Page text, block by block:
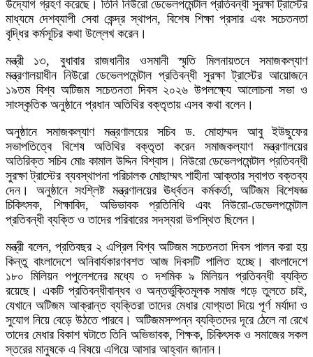
উদ্যোগ গ্রহণ করেছে। তিনি নিউরো ডেভেলপমেন্টাল প্রতিবন্ধী সুরক্ষা ট্রাস্টের
মাধ্যমে দেশব্যাপী সেবা কেন্দ্র স্থাপন, বিশেষ শিক্ষা প্রসার এবং সচেতনতা
বৃদ্ধির কর্মসূচির কথা উল্লেখ করেন।
মন্ত্রী ১৩, বুধাবার রাজধানীর ওসমানী স্মৃতি মিলনায়তনে সমাজকল্যাণ
মন্ত্রণালয়াধীন নিউরো ডেভেলপমেন্টাল প্রতিবন্ধী সুরক্ষা ট্রাস্টের আয়োজনে
১৯তম বিশ্ব অটিজম সচেতনতা দিবস ২০২৬ উপলক্ষ্যে আলোচনা সভা ও
সাংস্কৃতিক অনুষ্ঠানে প্রধান অতিথির বক্তৃতায় এসব কথা বলেন।
অনুষ্ঠানে সমাজকল্যাণ মন্ত্রণালয়ের সচিব ড. মোহাম্মদ আবু ইউছুফের
সভাপতিত্বে বিশেষ অতিথির বক্তৃতা করেন সমাজকল্যাণ মন্ত্রণালয়ের
অতিরিক্ত সচিব মোঃ কামাল উদ্দিন বিশ্বাস। নিউরো ডেভেলপমেন্টাল প্রতিবন্ধী
সুরক্ষা ট্রাস্টের ব্যবস্থাপনা পরিচালক মোছাম্মৎ শাহীনা আক্তার স্বাগত বক্তব্য
দেন। অনুষ্ঠানে সংশ্লিষ্ট মন্ত্রণালয়ের ঊর্ধ্বতন কর্মকর্তা, অটিজম বিশেষজ্ঞ
চিকিৎসক, শিক্ষাবিদ, অভিভাবক প্রতিনিধি এবং নিউরো-ডেভেলপমেন্টাল
প্রতিবন্ধী ব্যক্তি ও তাদের পরিবারের সদস্যরা উপস্থিত ছিলেন।
মন্ত্রী বলেন, প্রতিবছর ২ এপ্রিল বিশ্ব অটিজম সচেতনতা দিবস পালন করা হয়
কিন্তু বাংলাদেশে অনিবার্যকারণবশত আজ দিবসটি পালিত হচ্ছে। বাংলাদেশে
১৮০ মিলিয়ন পপুলেশনের মধ্যে ৩ দশমিক ৯ মিলিয়ন প্রতিবন্ধী ব্যক্তি
রয়েছে। একটি প্রতিবন্ধীবান্ধব ও অন্তর্ভুক্তিমূলক সমাজ গড়ে তুলতে চাই,
যেখানে অটিজম আক্রান্ত ব্যক্তিরা তাদের মেধার যোগ্যতা দিয়ে পূর্ণ মর্যাদা ও
সুযোগ নিয়ে বেড়ে উঠতে পারবে। অটিজমসম্পন্ন ব্যক্তিদের দূরে ঠেলে না রেখে
তাদের মেধার বিকাশ ঘটাতে তিনি অভিভাবক, শিক্ষক, চিকিৎসক ও সমাজের সকল
স্তরের মানুষকে এ বিষয়ে এগিয়ে আসার আহ্বান জানান।